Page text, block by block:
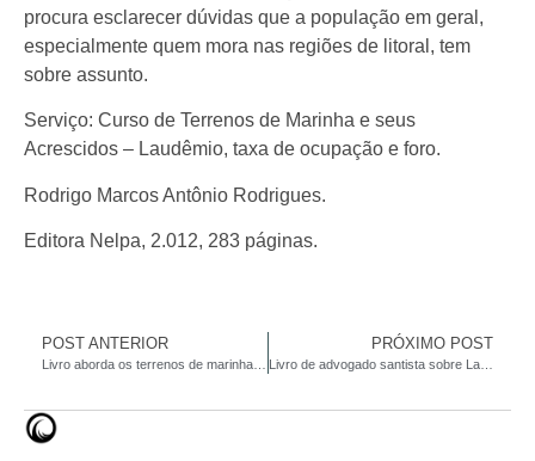
procura esclarecer dúvidas que a população em geral,
especialmente quem mora nas regiões de litoral, tem
sobre assunto.
Serviço: Curso de Terrenos de Marinha e seus
Acrescidos – Laudêmio, taxa de ocupação e foro.
Rodrigo Marcos Antônio Rodrigues.
Editora Nelpa, 2.012, 283 páginas.
POST ANTERIOR PRÓXIMO POST
Livro de advogado santista sobre Laudêmio será lançado hoje na Bolsa do Café